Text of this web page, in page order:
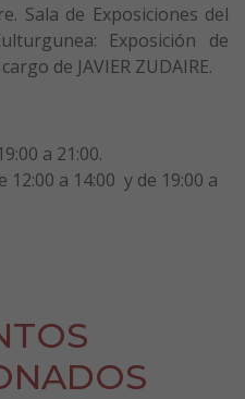
Sala de Exposiciones del
Exposición de
de JAVIER ZUDAIRE.
a 21:00.
a 14:00 y de 19:00 a